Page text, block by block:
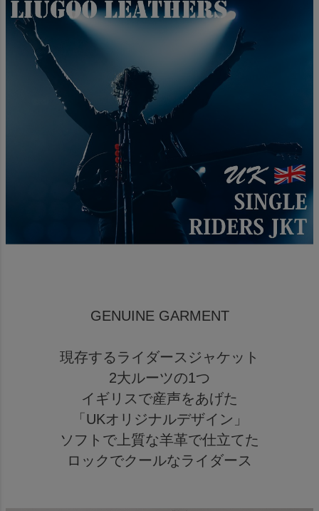
GENUINE GARMENT
現存するライダースジャケット
2大ルーツの1つ
イギリスで産声をあげた
「UKオリジナルデザイン」
ソフトで上質な羊革で仕立てた
ロックでクールなライダース